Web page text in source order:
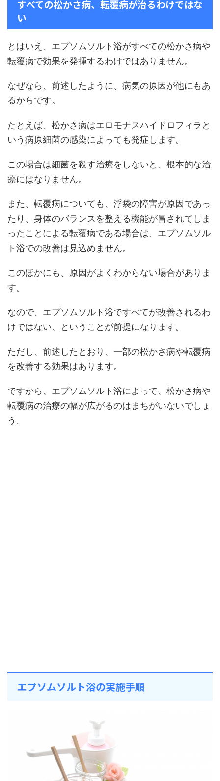
すべての松かさ病、転覆病が治るわけではな
い
とはいえ、エプソムソルト浴がすべての松かさ病や
転覆病で効果を発揮するわけではありません。
なぜなら、前述したように、病気の原因が他にもあ
るからです。
たとえば、松かさ病はエロモナスハイドロフィラと
いう病原細菌の感染によっても発症します。
この場合は細菌を殺す治療をしないと、根本的な治
療にはなりません。
また、転覆病についても、浮袋の障害が原因であっ
たり、身体のバランスを整える機能が冒されてしま
ったことによる転覆病である場合は、エプソムソル
ト浴での改善は見込めません。
このほかにも、原因がよくわからない場合がありま
す。
なので、エプソムソルト浴ですべてが改善されるわ
けではない、ということが前提になります。
ただし、前述したとおり、一部の松かさ病や転覆病
を改善する効果はあります。
ですから、エプソムソルト浴によって、松かさ病や
転覆病の治療の幅が広がるのはまちがいないでしょ
う。
エプソムソルト浴の実施手順